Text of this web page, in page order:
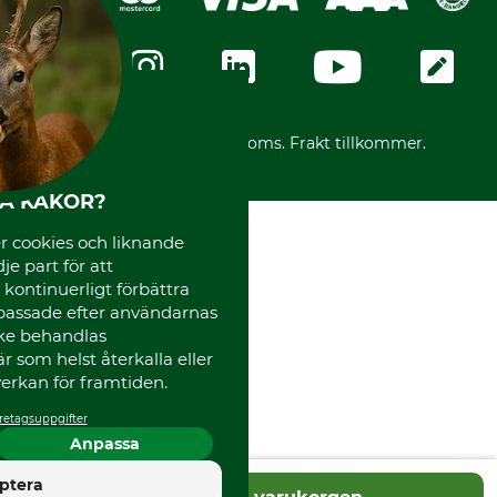
Integritetspolicy
Ångerrätt
Ångerrätt för din beställning
Reklamationer
Frakter
Företagsuppgifter
Karriär
Vår personal
Varumärken
Mässor
Instagram TOS
Media
Code of Conduct
*Alla priser inklusive moms. Frakt tillkommer.
KAKOR?
cookies och liknande
part för att
kontinuerligt förbättra
efter användarnas
behandlas
som helst återkalla eller
för framtiden.
Anpassa